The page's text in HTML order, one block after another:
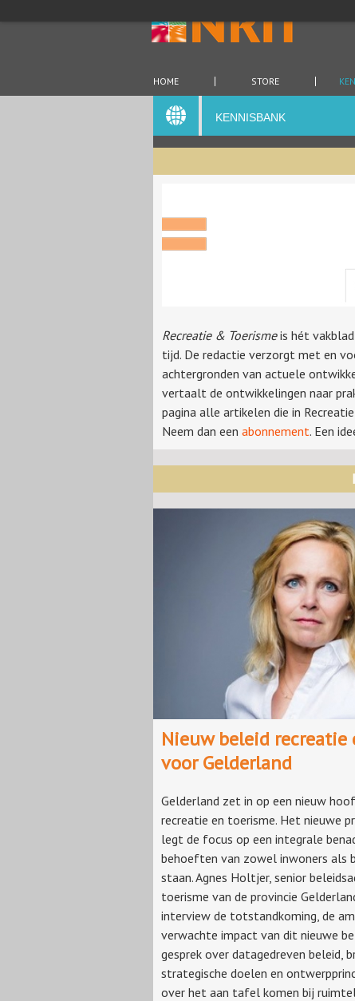
HOME STORE
KENNISBANK
Recreatie & Toerismeis hét
tijd. De redactie verzorgt met en
achtergronden van actuele
vertaalt de ontwikkelingen naar
pagina alle artikelen die in
Neem dan een abonnement. Een
Nieuw beleid recreatie
voor Gelderland
Gelderland zet in op een nieuw
recreatie en toerisme. Het nieuwe
legt de focus op een integrale
behoeften van zowel inwoners als
staan. Agnes Holtjer, senior
toerisme van de provincie
interview de totstandkoming, de
verwachte impact van dit nieuwe
gesprek over datagedreven beleid,
strategische doelen en
over het aan tafel komen bij